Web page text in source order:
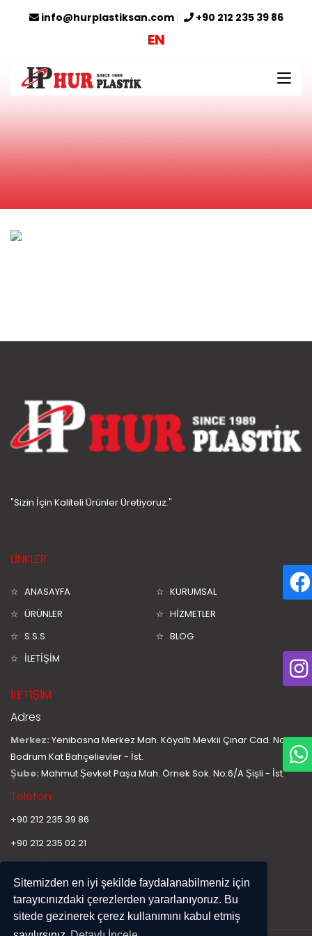
Sitemizden en iyi şekilde faydalanabilmeniz için
tarayıcınızdaki çerezlerden yararlanıyoruz. Bu
sitede gezinerek çerez kullanımını kabul etmiş
info@hurplastiksan.com +90 212 235 39 86
EN
"Sizin İçin Kaliteli Ürünler Üretiyoruz."
LİNKLER
ANASAYFA
KURUMSAL
ÜRÜNLER
HİZMETLER
S.S.S
BLOG
İLETİŞİM
İLETİŞİM
Adres
Merkez: Yenibosna Merkez Mah. Köyaltı Mevkii Çınar Cad. No:11
Bodrum Kat Bahçelievler - İst.
Şube: Mahmut Şevket Paşa Mah. Örnek Sok. No:6/A Şişli - İst.
Telefon
+90 212 235 39 86
+90 212 235 02 21
E-Mail
info@hurplastiksan.com